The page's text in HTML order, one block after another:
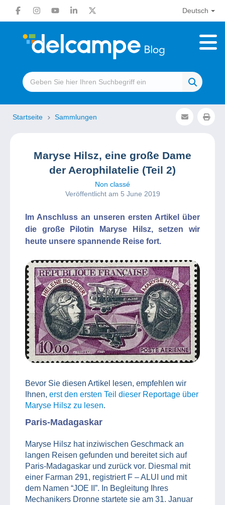
Deutsch
Startseite Sammlungen
Maryse Hilsz, eine große Dame
der Aerophilatelie (Teil 2)
Non classé
Veröffentlicht am 5 June 2019
Im Anschluss an unseren ersten Artikel über
die große Pilotin Maryse Hilsz, setzen wir
heute unsere spannende Reise fort.
Bevor Sie diesen Artikel lesen, empfehlen wir
Ihnen, erst den ersten Teil dieser Reportage über
Maryse Hilsz zu lesen.
Paris-Madagaskar
Maryse Hilsz hat inziwischen Geschmack an
langen Reisen gefunden und bereitet sich auf
Paris-Madagaskar und zurück vor. Diesmal mit
einer Farman 291, registriert F – ALUI und mit
dem Namen “JOE II”. In Begleitung Ihres
Mechanikers Dronne startete sie am 31. Januar